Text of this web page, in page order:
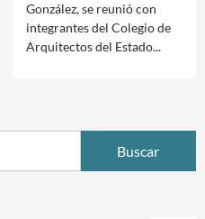
González, se reunió con
integrantes del Colegio de
Arquitectos del Estado...